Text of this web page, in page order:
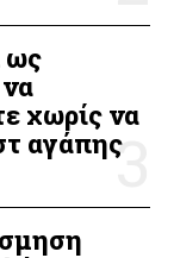
ως
χωρίς να
αγάπης